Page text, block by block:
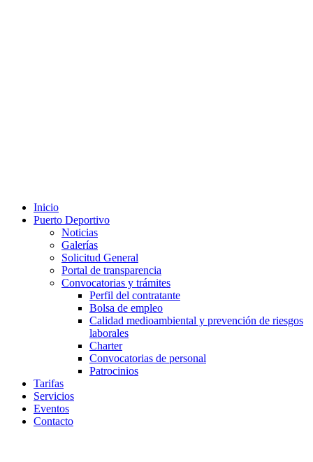
Inicio
Puerto Deportivo
Noticias
Galerías
Solicitud General
Portal de transparencia
Convocatorias y trámites
Perfil del contratante
Bolsa de empleo
Calidad medioambiental y prevención de riesgos
laborales
Charter
Convocatorias de personal
Patrocinios
Tarifas
Servicios
Eventos
Contacto